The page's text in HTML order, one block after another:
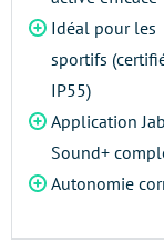
Idéal pour les
sportifs
IP55)
Application
Sound+
Autonomie